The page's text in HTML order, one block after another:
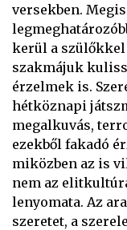
versekben.
kerül a szülőkkel
szakmájuk
érzelmek is.
hétköznapi
megalkuvás,
ezekből fakadó
miközben az is
nem az
lenyomata. Az
szeretet, a